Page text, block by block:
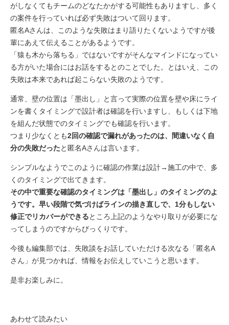
がしなくてもチームのどなたかがする可能性もありますし、多く
の案件を行っていれば必ず失敗はついて回ります。
匿名Aさんは、このような失敗はまり語りたくないようですが後
輩にあえて伝えることがあるようです。
「猿も木から落ちる」ではないですがそんなマインドになってい
る方がいた場合にはお話をするとのことでした。とはいえ、この
失敗は本来であれば起こらない失敗のようです。
通常、壁の位置は「墨出し」と言って実際の位置を壁や床にライ
ンを書くタイミングで設計者は確認を行いますし、もしくは下地
を組んだ状態でのタイミングでも確認を行います。
つまり少なくとも2回の確認で漏れがあったのは、間違いなく自
分の失敗だったと匿名Aさんは言います。
シンプルなようでこのように確認の作業は設計→施工の中で、多
くのタイミングで出てきます。
その中で重要な確認のタイミングは「墨出し」のタイミングのよ
うです。早い段階で気づけばラインの描き直しで、1分もしない
修正でリカバーができるところ上記のようなやり取りが必要にな
ってしまうのですからびっくりです。
今後も編集部では、失敗談をお話していただける次なる「匿名A
さん」が見つかれば、情報をお伝えしていこうと思います。
是非お楽しみに。
あわせて読みたい